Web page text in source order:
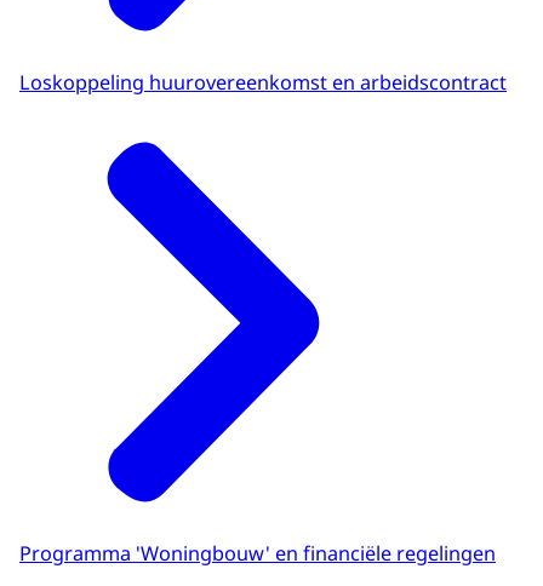
Loskoppeling huurovereenkomst en arbeidscontract
Programma 'Woningbouw' en financiële regelingen